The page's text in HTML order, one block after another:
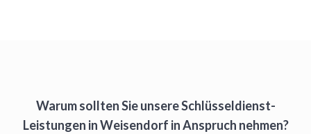
Warum sollten Sie unsere Schlüsseldienst-
Leistungen in Weisendorf in Anspruch nehmen?